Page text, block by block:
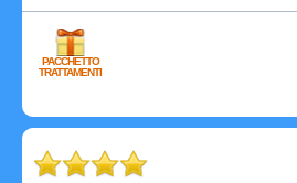
PACCHETTO
TRATTAMENTI